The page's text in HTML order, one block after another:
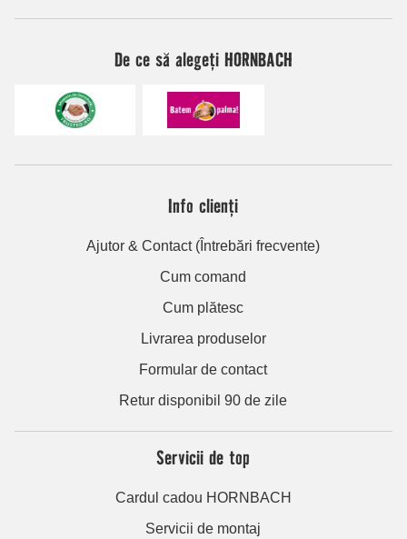
De ce să alegeți HORNBACH
Info clienți
Ajutor & Contact (Întrebări frecvente)
Cum comand
Cum plătesc
Livrarea produselor
Formular de contact
Retur disponibil 90 de zile
Servicii de top
Cardul cadou HORNBACH
Servicii de montaj